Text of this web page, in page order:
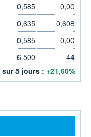
0,585 0,00
0,635 0,608
0,585 0,00
6 500
44
sur 5 jours : +21,60%